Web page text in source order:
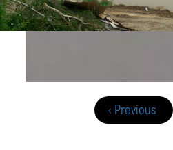
‹ Previous